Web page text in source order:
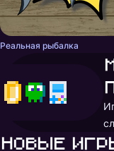
Реальная рыбалка
Новые